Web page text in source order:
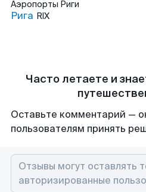
Аэропорты Риги
Рига RIX
Часто летаете и
Оставьте комментарий —
пользователям принять